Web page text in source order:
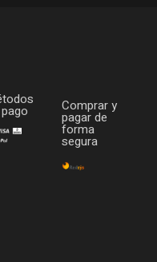
Comprar y
pagar de
forma
segura